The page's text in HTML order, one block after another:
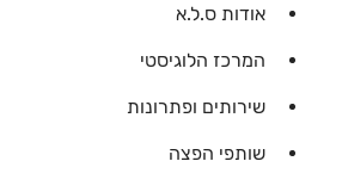
אודות ס.ל.א
המרכז הלוגיסטי
שירותים ופתרונות
שותפי הפצה